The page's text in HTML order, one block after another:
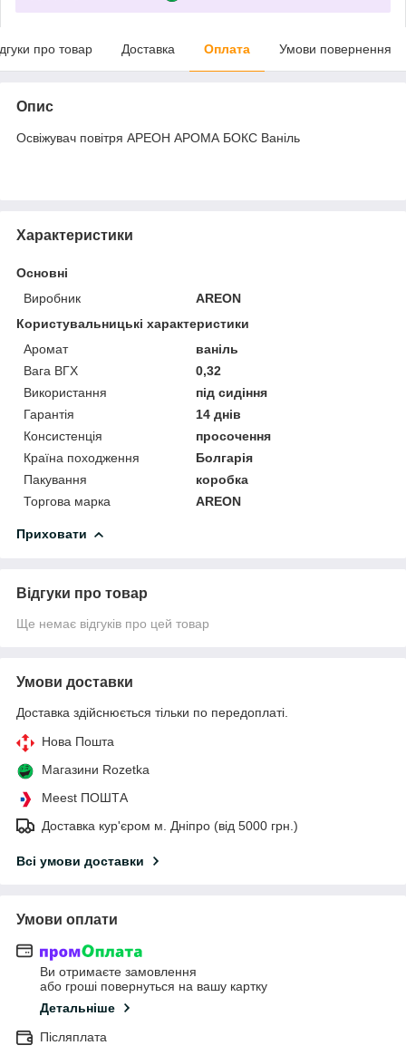
про товар Доставка Оплата Умови повернення
Опис
Освіжувач повітря АРЕОН АРОМА БОКС Ваніль
Характеристики
Основні
Виробник
AREON
Користувальницькі характеристики
Аромат
ваніль
Вага ВГХ
0,32
Використання
під сидіння
Гарантія
14 днів
Консистенція
просочення
Країна походження
Болгарія
Пакування
коробка
Торгова марка
AREON
Приховати
Відгуки про товар
Ще немає відгуків про цей товар
Умови доставки
Доставка здійснюється тільки по передоплаті.
Нова Пошта
Магазини Rozetka
Meest ПОШТА
Доставка кур'єром м. Дніпро (від 5000 грн.)
Всі умови доставки
Умови оплати
Ви отримаєте замовлення
або гроші повернуться на вашу картку
Детальніше
Післяплата